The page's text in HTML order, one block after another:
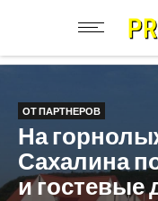
ОТ ПАРТНЕРОВ
На
Сахалина
и гостевые